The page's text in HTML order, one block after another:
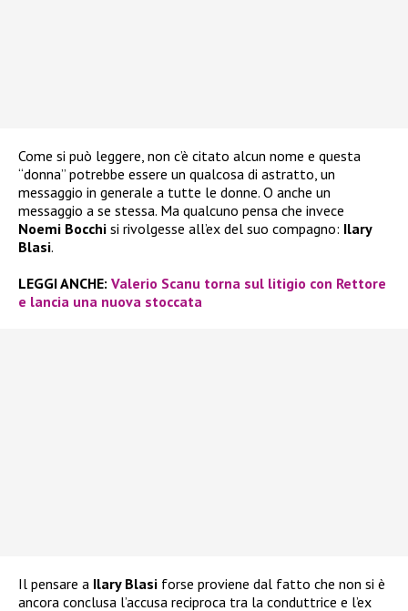
Come si può leggere, non c’è citato alcun nome e questa
“donna” potrebbe essere un qualcosa di astratto, un
messaggio in generale a tutte le donne. O anche un
messaggio a se stessa. Ma qualcuno pensa che invece
Noemi Bocchi si rivolgesse all’ex del suo compagno: Ilary
Blasi.
LEGGI ANCHE: Valerio Scanu torna sul litigio con Rettore
e lancia una nuova stoccata
Il pensare a Ilary Blasi forse proviene dal fatto che non si è
ancora conclusa l’accusa reciproca tra la conduttrice e l’ex